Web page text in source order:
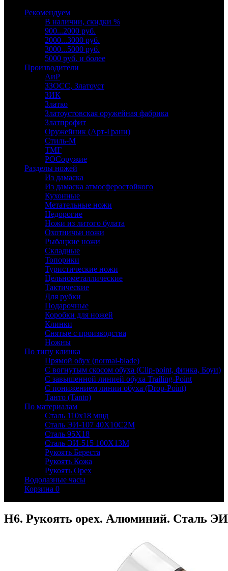
Рекомендуем
В наличии, скидки %
900...2000 руб.
2000...3000 руб.
3000...5000 руб.
5000 руб. и более
Производители
АиР
ЗЗОСС, Златоуст
ЗИК
Златко
Златоустовская оружейная фабрика
Златпрофит
Оружейник (Арт-Грани)
Стиль-М
ТМГ
РОСоружие
Разделы ножей
Из дамаска
Из дамаска атмосферостойкого
Кухонные
Метательные ножи
Недорогие
Ножи из литого булата
Охотничьи ножи
Рыбацкие ножи
Складные
Топорики
Туристические ножи
Цельнометаллические
Тактические
Для рубки
Подарочные
Коробки для ножей
Клинки
Снятые с производства
Ножны
По типу клинка
Прямой обух (normal-blade)
С вогнутым скосом обуха (Clip-point, финка, Боуи)
С завышенной линией обуха Trailing-Point
С понижением линии обуха (Drop-Point)
Танто (Tanto)
По материалам
Сталь 110х18 мшд
Сталь ЭИ-107 40Х10С2М
Сталь 95Х18
Сталь ЭИ-515 100Х13М
Рукоять Береста
Рукоять Кожа
Рукоять Орех
Водолазные часы
Корзина 0
Н6. Рукоять орех. Алюминий. Сталь